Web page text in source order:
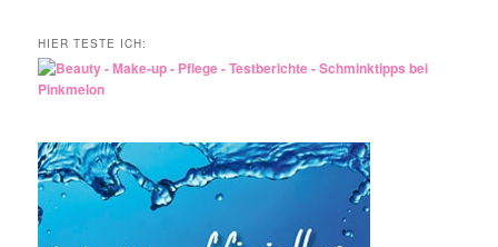
HIER TESTE ICH: